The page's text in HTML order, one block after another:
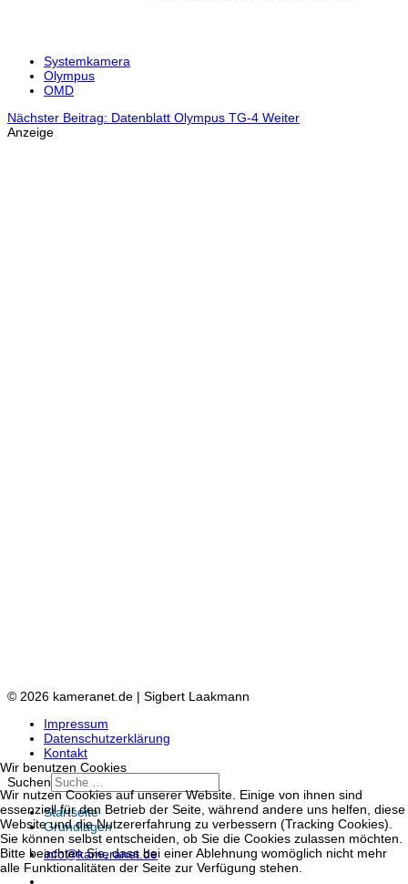
Systemkamera
Olympus
OMD
Nächster Beitrag: Datenblatt Olympus TG-4 Weiter
Anzeige
© 2026 kameranet.de | Sigbert Laakmann
Impressum
Datenschutzerklärung
Kontakt
Suchen
Startseite
Grundlagen
info@kameranet.de
Wir benutzen Cookies
Wir nutzen Cookies auf unserer Website. Einige von ihnen sind
essenziell für den Betrieb der Seite, während andere uns helfen, diese
Website und die Nutzererfahrung zu verbessern (Tracking Cookies).
Sie können selbst entscheiden, ob Sie die Cookies zulassen möchten.
Bitte beachten Sie, dass bei einer Ablehnung womöglich nicht mehr
alle Funktionalitäten der Seite zur Verfügung stehen.